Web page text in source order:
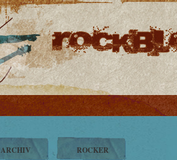
ARCHIV ROCKER